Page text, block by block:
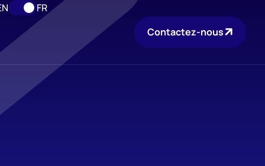
FR
Contactez-nous